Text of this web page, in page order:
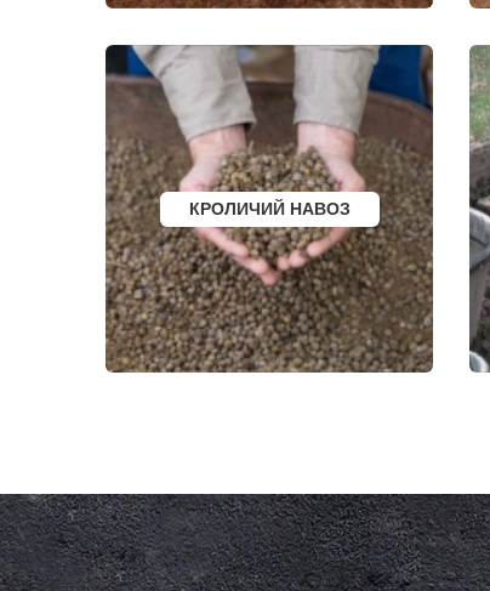
КЛИМОВСК
КЛЯЗЬМА
КНУТОВО
КОЖИНО
КОКОШКИНО
КОЛЮБАКИНО
КОММУНАРКА
КОНСТАНТИНОВО
КОРЕНЕВО
КОРОЛЕВ
КОСИНО
КОТЕЛЬНИКИ
КРАСКОВО
КРАСНАЯ ПАХРА
КРАСНОАРМЕЙСК
КРАСНОГОРСК
КРАСНОЗАВОДСК
КРАСНОЗНАМЕНСК
ЛЕТОВО
ЛИКИНО-ДУЛЕВО
ЛОБАНОВО
ЛОБНЯ
ЛОПАТИНСКИЙ
КРОЛИЧИЙ НАВОЗ